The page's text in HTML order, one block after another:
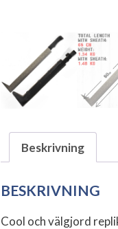
Beskrivning
BESKRIVNING
Cool och välgjord